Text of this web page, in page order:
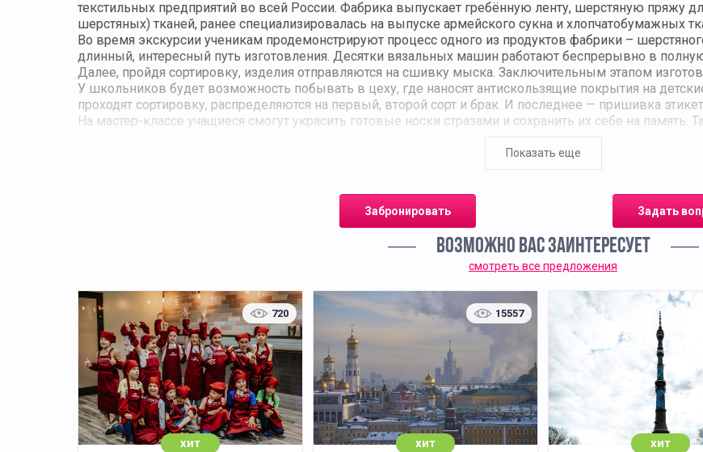
текстильных предприятий во всей России. Фабрика выпускает гребённую ленту, шерстяную пряжу
шерстяных) тканей, ранее специализировалась на выпуске армейского сукна и хлопчатобумажных
Во время экскурсии ученикам продемонстрируют процесс одного из продуктов фабрики –
длинный, интересный путь изготовления. Десятки вязальных машин работают беспрерывно в
Далее, пройдя сортировку, изделия отправляются на сшивку мыска. Заключительным этапом
У школьников будет возможность побывать в цеху, где наносят антискользящие покрытия на
проходят сортировку, распределяются на первый, второй сорт и брак. И последнее — пришивка
На мастер-классе учащиеся смогут украсить готовые носки стразами и сохранить их себе на память.
Экскурсия на производстве Троицкой камвольной фабрики позволит школьникам узнать фабрику
На экскурсию просим записываться как минимум за неделю. Экскурсии проходят по будним дням.
Показать еще
Забронировать Задать
ВОЗМОЖНО ВАС ЗАИНТЕРЕСУЕТ
смотреть все предложения
720
хит
15557
хит
хит